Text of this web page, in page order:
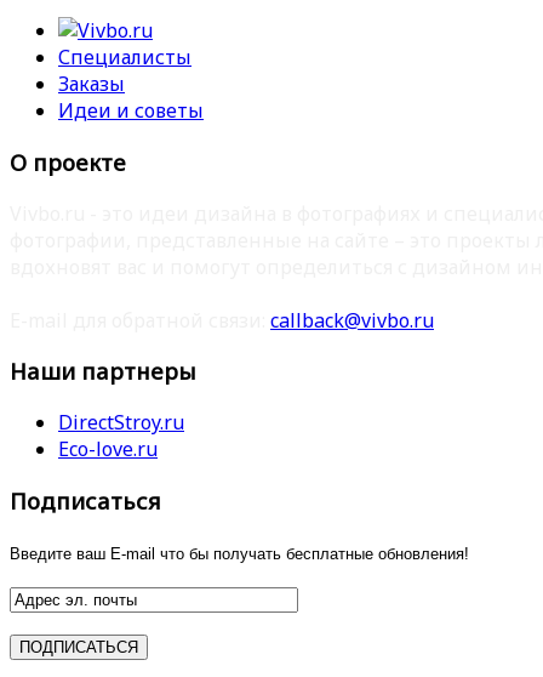
Специалисты
Заказы
Идеи и советы
О проекте
callback@vivbo.ru
Наши партнеры
DirectStroy.ru
Eco-love.ru
Подписаться
Введите ваш E-mail что бы получать бесплатные обновления!